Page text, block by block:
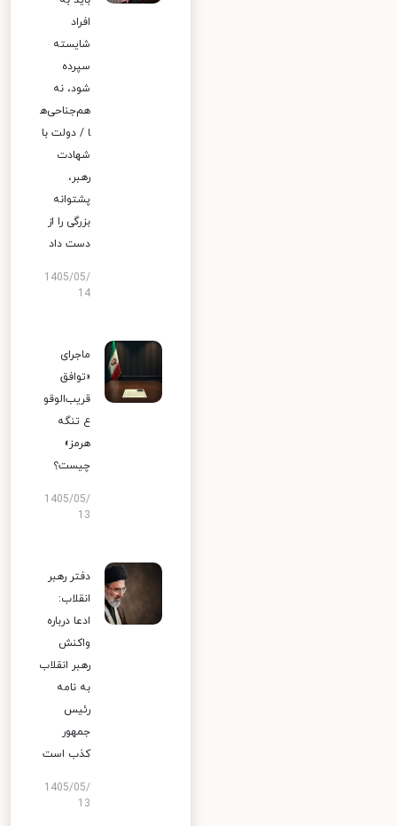
افراد
شایسته
سپرده
شود، نه
هم‌جناحی‌ه
ا / دولت با
شهادت
رهبر،
پشتوانه
بزرگی را از
دست داد
1405/05/
14
ماجرای
«توافق
قریب‌الوقو
ع تنگه
هرمز»
چیست؟
1405/05/
13
دفتر رهبر
انقلاب:
ادعا درباره
واکنش
رهبر انقلاب
به نامه
رئیس
جمهور
کذب است
1405/05/
13